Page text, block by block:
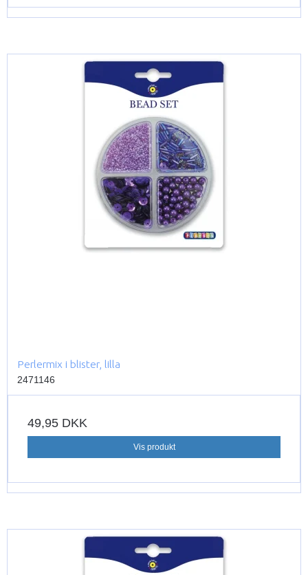
Perlermix i blister, lilla
2471146
49,95 DKK
Vis produkt